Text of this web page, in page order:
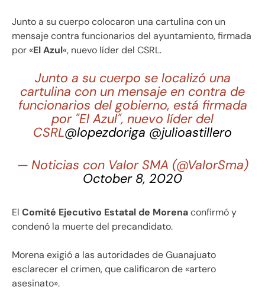
Junto a su cuerpo colocaron una cartulina con un
mensaje contra funcionarios del ayuntamiento, firmada
por «El Azul«, nuevo líder del CSRL.
Junto a su cuerpo se localizó una
cartulina con un mensaje en contra de
funcionarios del gobierno, está firmada
por "El Azul", nuevo líder del
CSRL@lopezdoriga @julioastillero
— Noticias con Valor SMA (@ValorSma)
October 8, 2020
El Comité Ejecutivo Estatal de Morenaconfirmó y
condenó la muerte del precandidato.
Morena exigió a las autoridades de Guanajuato
esclarecer el crimen, que calificaron de «artero
asesinato».